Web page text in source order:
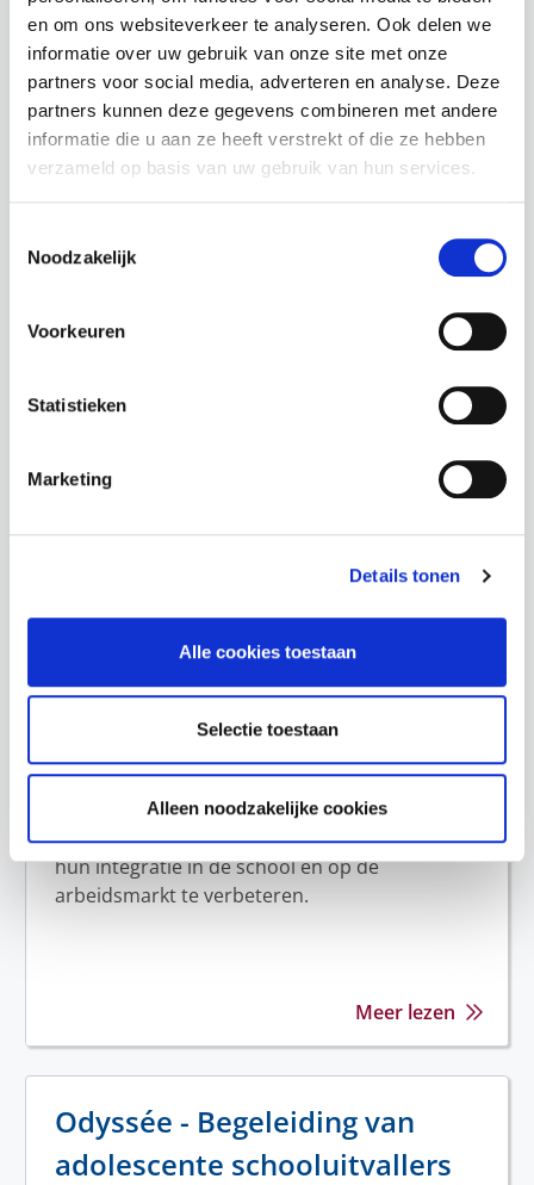
en om ons websiteverkeer te analyseren. Ook delen we
informatie over uw gebruik van onze site met onze
partners voor social media, adverteren en analyse. Deze
partners kunnen deze gegevens combineren met andere
informatie die u aan ze heeft verstrekt of die ze hebben
verzameld op basis van uw gebruik van hun services.
Noodzakelijk
Voorkeuren
Statistieken
Marketing
Details tonen
Alle cookies toestaan
Selectie toestaan
Alleen noodzakelijke cookies
toekomstperspectieven bieden.
Meer lezen
Vrienden van De Put (Brugge-
In het voorjaar van 2016 bouwden enkele
jeugdhuis als creatief antwoord op het tekort
aan ontmoetingsplaatsen voor de jeugd in hun
Meer lezen
Vormingscentrum Foyer -
Roma Plus (Brussel)
Project om zeer uitgesloten jongeren met een
migratie-achtergrond (veelal Roma-jongeren)
te begeleiden naar onderwijs en werk en zo
hun integratie in de school en op de
arbeidsmarkt te verbeteren.
Meer lezen
Odyssée - Begeleiding van
adolescente schooluitvallers